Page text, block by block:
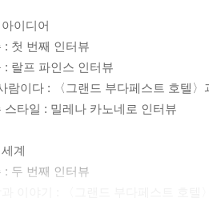
이디어
: 첫 번째 인터뷰
: 랄프 파인스 인터뷰
람이다 : 〈그랜드 부다페스트 호텔
스타일 : 밀레나 카노네로 인터뷰
계
: 두 번째 인터뷰